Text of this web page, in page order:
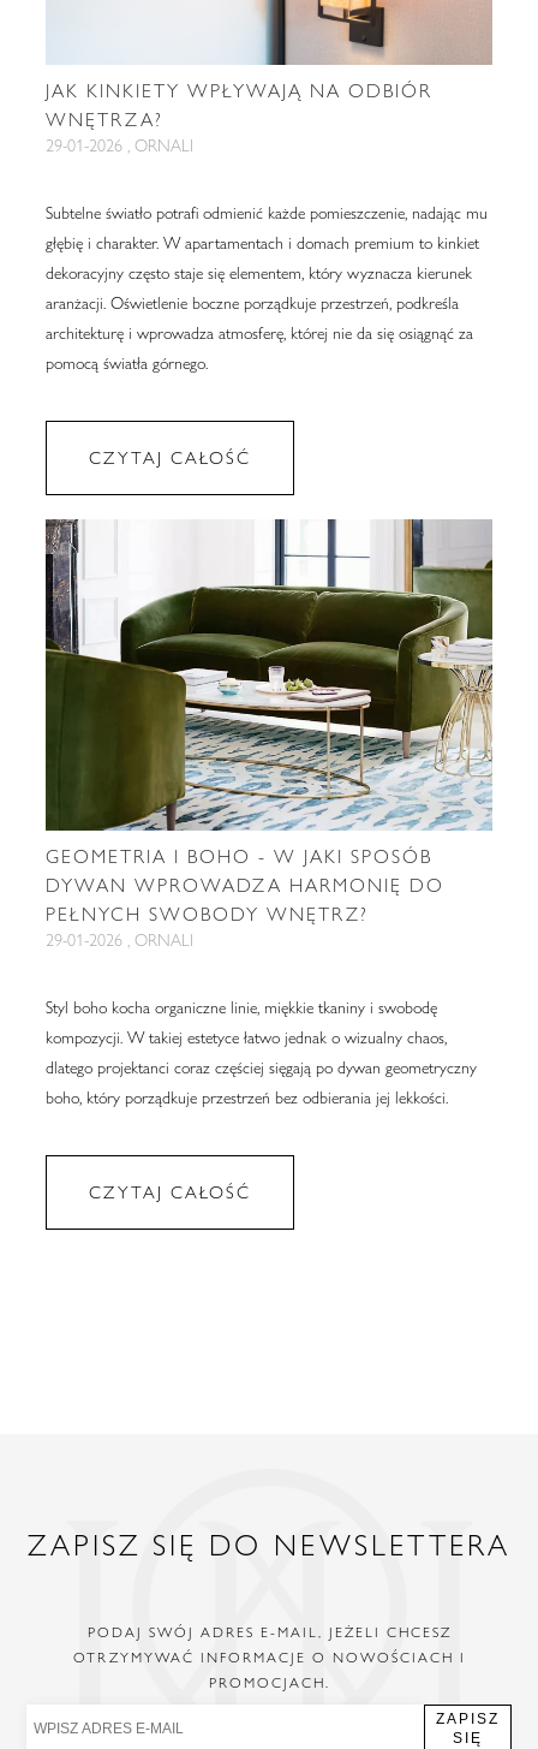
JAK KINKIETY WPŁYWAJĄ NA ODBIÓR
WNĘTRZA?
29-01-2026 , ORNALI
Subtelne światło potrafi odmienić każde pomieszczenie, nadając mu
głębię i charakter. W apartamentach i domach premium to kinkiet
dekoracyjny często staje się elementem, który wyznacza kierunek
aranżacji. Oświetlenie boczne porządkuje przestrzeń, podkreśla
architekturę i wprowadza atmosferę, której nie da się osiągnąć za
pomocą światła górnego.
CZYTAJ CAŁOŚĆ
GEOMETRIA I BOHO - W JAKI SPOSÓB
DYWAN WPROWADZA HARMONIĘ DO
PEŁNYCH SWOBODY WNĘTRZ?
29-01-2026 , ORNALI
Styl boho kocha organiczne linie, miękkie tkaniny i swobodę
kompozycji. W takiej estetyce łatwo jednak o wizualny chaos,
dlatego projektanci coraz częściej sięgają po dywan geometryczny
boho, który porządkuje przestrzeń bez odbierania jej lekkości.
CZYTAJ CAŁOŚĆ
ZAPISZ SIĘ DO NEWSLETTERA
PODAJ SWÓJ ADRES E-MAIL, JEŻELI CHCESZ
OTRZYMYWAĆ INFORMACJE O NOWOŚCIACH I
PROMOCJACH.
ZAPISZ
SIĘ